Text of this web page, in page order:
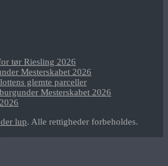
tør Riesling 2026
Mesterskabet 2026
glemte parceller
Mesterskabet 2026
lup. Alle rettigheder forbeholdes.